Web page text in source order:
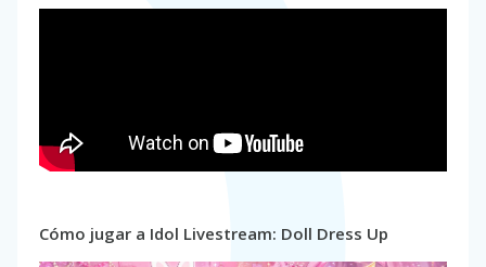
Cómo jugar a Idol Livestream: Doll Dress Up